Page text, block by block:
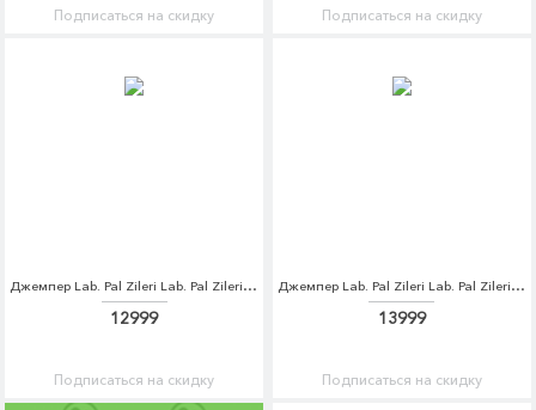
Подписаться на скидку Подписаться на скидку
Джемпер Lab. Pal Zileri Lab. Pal Zileri LA059EMDQJX8
12999
Подписаться на скидку
Джемпер Lab. Pal Zileri Lab. Pal Zileri LA059EMDQJX9
13999
Подписаться на скидку